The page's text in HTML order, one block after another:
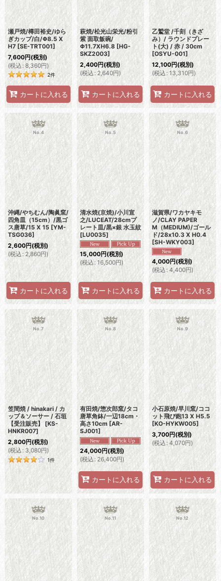
瀬戸焼/樽田裕史/ゆら
ぎカップ/白/Φ8.5 X
H7 [SE-TRT001]
7,600円(税別)
(税込: 8,360円)
2件
カートに入れる
萩焼/松光山栄光/粉引
紫 面取飯碗/
Φ11.7XH6.8 [HG-
SKZ2003]
2,400円(税別)
(税込: 2,640円)
カートに入れる
乙鷲堂 /千刻（きざ
み）/ ラウンドプレー
ト(大) / 赤 / 30cm
[OSYU-001]
12,100円(税別)
(税込 : 13,310円)
カートに入れる
No.4
沖縄/やちむん/陶眞窯/
四角皿（15cm）/黒ゴ
ス唐草/15 X 15 [YM-
TSG036]
2,600円(税別)
(税込 : 2,860円)
カートに入れる
No.5
清水焼(京焼)/小川宣
之/LUCEAT/28cmプ
レート皿/黒×銀 水玉紋
[LU0035]
15,000円(税別)
(税込: 16,500円)
カートに入れる
No.6
滋賀県/ワカヤキモ
ノ/CLAY PAPER
M（MEDIUM)/ゴール
ド/28x10.3 X H0.4
[SH-WKY003]
4,000円(税別)
(税込: 4,400円)
カートに入れる
No.7
笠間焼 / hinakari / カ
ップ＆ソーサー / 石垣
【受注販売】 [KS-
HNKR007]
2,800円(税別)
(税込: 3,080円)
1件
No.8
有田焼/惣次郎窯/タコ
唐草角鉢/一辺18cm・
高さ10cm [AR-
SJ001]
24,000円(税別)
(税込 : 26,400円)
カートに入れる
No.9
小石原焼/早川窯/ココ
ット飛び鉋13 X H5.5
[KO-HYKW005]
3,700円(税別)
(税込: 4,070円)
カートに入れる
No.10 No.11 No.12